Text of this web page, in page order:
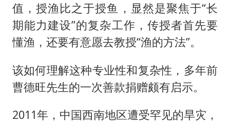
值，授渔比之于授鱼，显然是聚焦于“长
期能力建设”的复杂工作，传授者首先要
懂渔，还要有意愿去教授“渔的方法”。
该如何理解这种专业性和复杂性，多年前
曹德旺先生的一次善款捐赠颇有启示。
2011年，中国西南地区遭受罕见的旱灾，